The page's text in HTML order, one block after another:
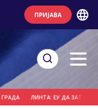
ПРИЈАВА
ЛИНТА: ЕУ ДА ЗАТРАЖИ ОД